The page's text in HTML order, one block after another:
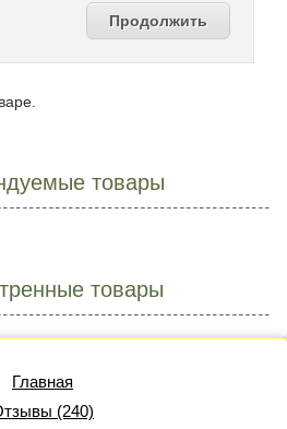
Продолжить
товары
товары
Главная
(240)